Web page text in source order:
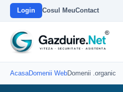
Login Cosul MeuContact
AcasaDomenii WebDomenii .organic